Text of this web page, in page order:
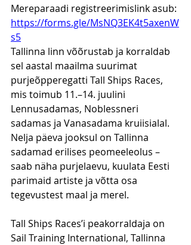
Mereparaadi registreerimislink asub:
https://forms.gle/MsNQ3EK4t5axenW
s5
Tallinna linn võõrustab ja korraldab
sel aastal maailma suurimat
purjeõpperegatti Tall Ships Races,
mis toimub 11.–14. juulini
Lennusadamas, Noblessneri
sadamas ja Vanasadama kruiisialal.
Nelja päeva jooksul on Tallinna
sadamad erilises peomeeleolus –
saab näha purjelaevu, kuulata Eesti
parimaid artiste ja võtta osa
tegevustest maal ja merel.
Tall Ships Races’i peakorraldaja on
Sail Training International, Tallinna